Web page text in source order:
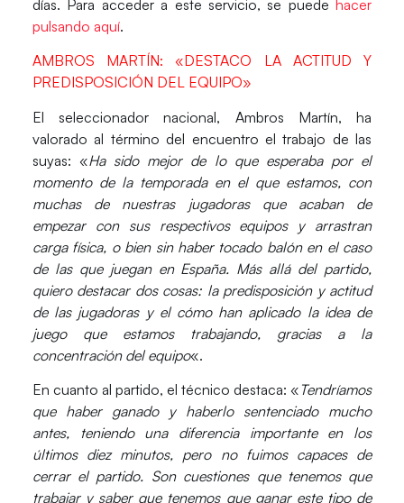
días. Para acceder a este servicio, se puedehacer
pulsando aquí.
AMBROS MARTÍN: «DESTACO LA ACTITUD Y
PREDISPOSICIÓN DEL EQUIPO»
El seleccionador nacional, Ambros Martín, ha
valorado al término del encuentro el trabajo de las
suyas: «Ha sido mejor de lo que esperaba por el
momento de la temporada en el que estamos, con
muchas de nuestras jugadoras que acaban de
empezar con sus respectivos equipos y arrastran
carga física, o bien sin haber tocado balón en el caso
de las que juegan en España. Más allá del partido,
quiero destacar dos cosas: la predisposición y actitud
de las jugadoras y el cómo han aplicado la idea de
juego que estamos trabajando, gracias a la
concentración del equipo«.
En cuanto al partido, el técnico destaca: « Tendríamos
que haber ganado y haberlo sentenciado mucho
antes, teniendo una diferencia importante en los
últimos diez minutos, pero no fuimos capaces de
cerrar el partido. Son cuestiones que tenemos que
trabajar y saber que tenemos que ganar este tipo de